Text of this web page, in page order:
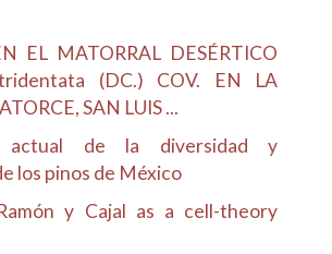
EL MATORRAL DESÉRTICO
(DC.) COV. EN LA
SAN LUIS ...
actual de la diversidad y
los pinos de México
y Cajal as a cell-theory